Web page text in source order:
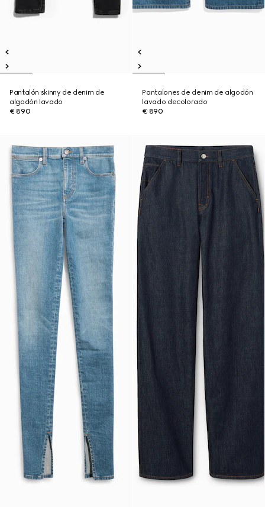
Pantalón skinny de denim de
algodón lavado
€ 890
Pantalones de denim de algodón
lavado decolorado
€ 890